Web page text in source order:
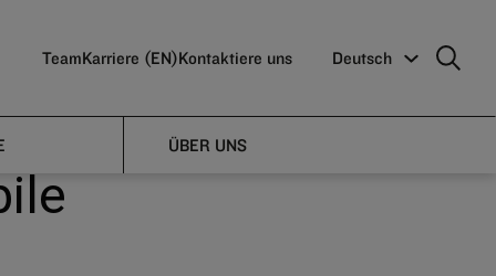
TeamKarriere (EN)Kontaktiere uns Deutsch
ÜBER UNS